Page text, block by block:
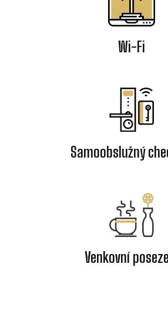
Wi-Fi
Samoobslužný
Venkovní